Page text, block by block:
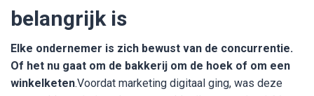
belangrijk is
Elke ondernemer is zich bewust van de concurrentie.
Of het nu gaat om de bakkerij om de hoek of om een
winkelketen.Voordat marketing digitaal ging, was deze